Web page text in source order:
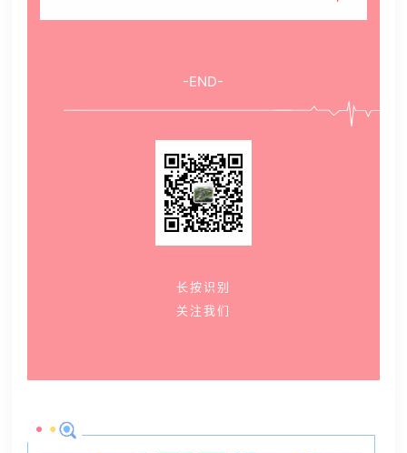
-END-
长按识别
关注我们